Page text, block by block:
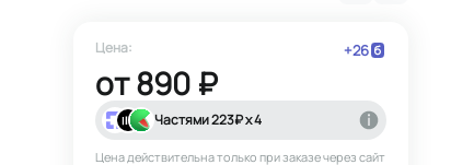
Цена: +26
от890 ₽
Частями223₽ х 4
Цена действительна только при заказе через сайт